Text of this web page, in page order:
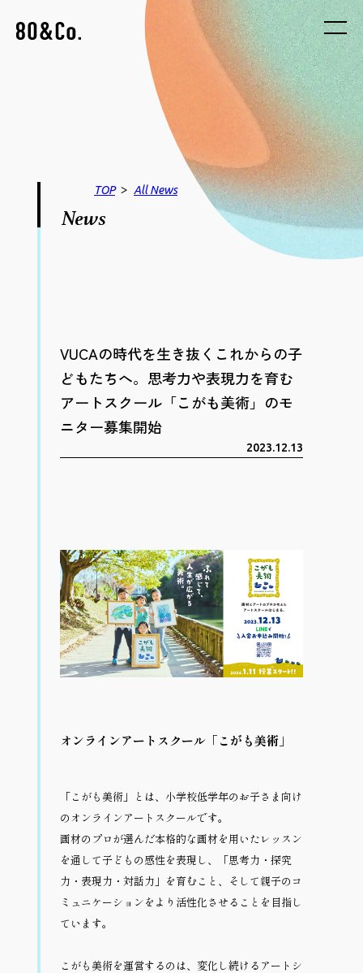
TOP > AllNews
News
VUCAの時代を生き抜くこれからの子
どもたちへ。思考力や表現力を育む
アートスクール「こがも美術」のモ
ニター募集開始
2023.12.13
オンラインアートスクール「こがも美術」
「こがも美術」とは、小学校低学年のお子さま向け
のオンラインアートスクールです。
画材のプロが選んだ本格的な画材を用いたレッスン
を通して子どもの感性を表現し、「思考力・探究
力・表現力・対話力」を育むこと、そして親子のコ
ミュニケーションをより活性化させることを目指し
ています。
こがも美術を運営するのは、変化し続けるアートシ